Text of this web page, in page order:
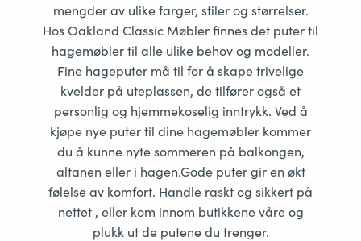
mengder av ulike farger, stiler og størrelser.
Hos Oakland Classic Møbler finnes det puter til
hagemøbler til alle ulike behov og modeller.
Fine hageputer må til for å skape trivelige
kvelder på uteplassen, de tilfører også et
personlig og hjemmekoselig inntrykk. Ved å
kjøpe nye puter til dine hagemøbler kommer
du å kunne nyte sommeren på balkongen,
altanen eller i hagen.Gode puter gir en økt
følelse av komfort. Handle raskt og sikkert på
nettet , eller kom innom butikkene våre og
plukk ut de putene du trenger.